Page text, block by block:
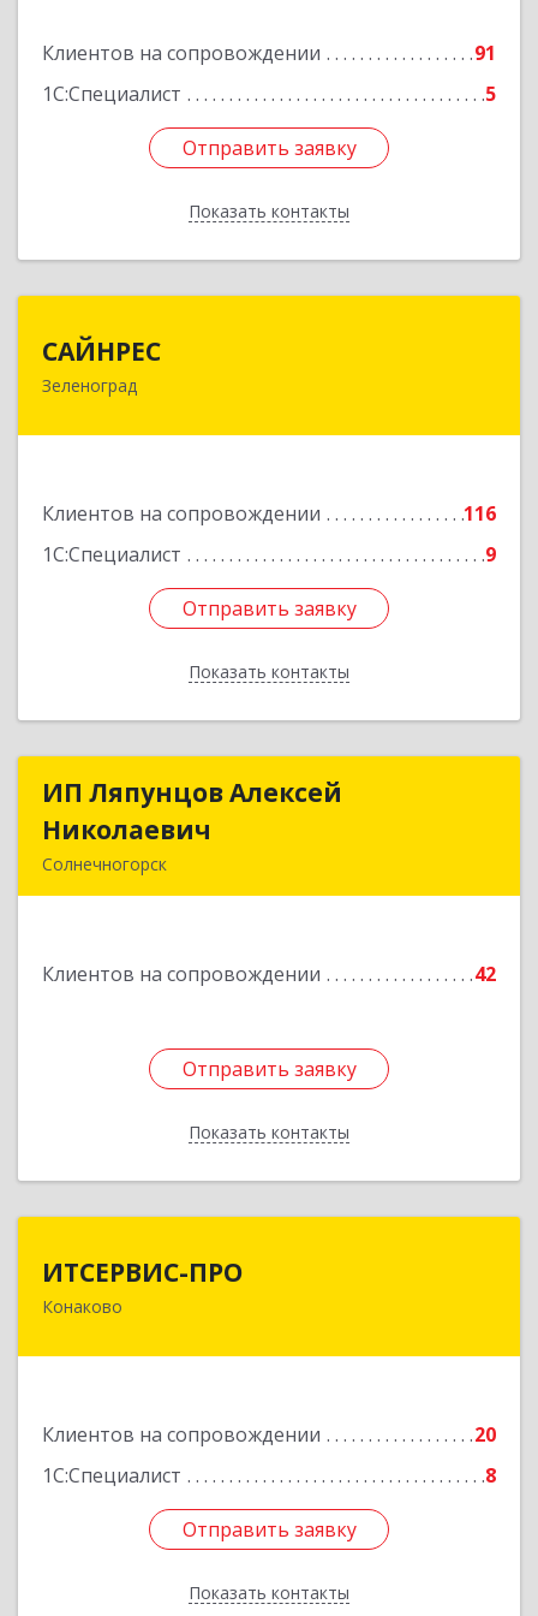
Клиентов на сопровождении
91
1С:Специалист
5
Отправить заявку
Показать контакты
Отправить заявку
Назад
САЙНРЕС
Зеленоград
Клиентов на сопровождении
116
1С:Специалист
9
Отправить заявку
Показать контакты
124365, Москва г, Зеленоград г, корпус 2307А,
Отправить заявку
Назад
ИП Ляпунцов Алексей
Николаевич
Солнечногорск
Клиентов на сопровождении 42
Отправить заявку
Показать контакты
ИП Ляпунцов Алексей
Отправить заявку
Назад
ИТСЕРВИС-ПРО
Конаково
Клиентов на сопровождении
20
1С:Специалист
8
Отправить заявку
Показать контакты
171252, Тверская обл, Конаковский р-н,
Отправить заявку
Назад